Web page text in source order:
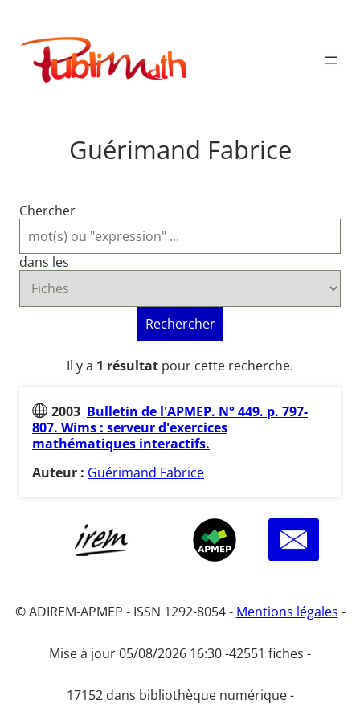
contenu
Publimath
Guérimand Fabrice
Chercher
dans les
Rechercher
Il y a 1 résultat pour cette recherche.
2003 Bulletin de l'APMEP. N° 449. p. 797-
807. Wims : serveur d'exercices
mathématiques interactifs.
Auteur : Guérimand Fabrice
© ADIREM-APMEP - ISSN 1292-8054 - Mentions légales -
Mise à jour 05/08/2026 16:30 -42551 fiches -
17152 dans bibliothèque numérique -